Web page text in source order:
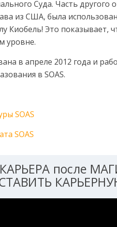
Суда. Часть другого
из США, была
Это показывает,
уровне.
в апреле 2012 года и
в SOAS.
SOAS
SOAS
после